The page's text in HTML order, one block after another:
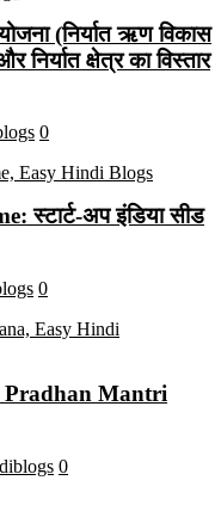
(निर्यात ऋण विकास
निर्यात क्षेत्र का विस्तार
0
स्टार्ट-अप इंडिया सीड
0
| Pradhan Mantri
0